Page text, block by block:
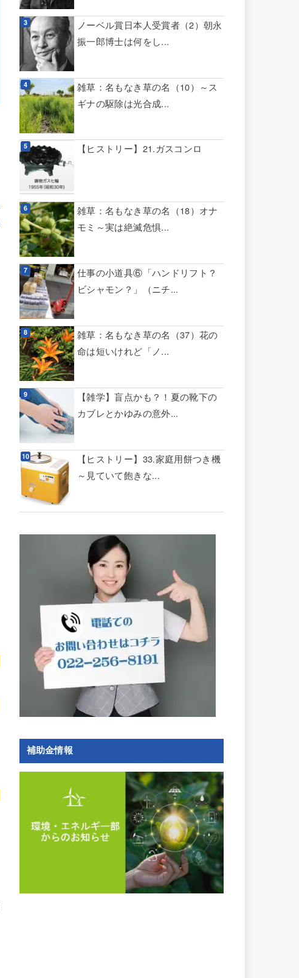
ノーベル賞日本人受賞者（2）朝永
振一郎博士は何をし...
雑草：名もなき草の名（10）～ス
ギナの駆除は光合成...
【ヒストリー】21.ガスコンロ
雑草：名もなき草の名（18）オナ
モミ～実は絶滅危惧...
仕事の小道具⑥「ハンドリフト？
ビシャモン？」（ニチ...
雑草：名もなき草の名（37）花の
命は短いけれど「ノ...
【雑学】盲点かも？！夏の靴下の
カブレとかゆみの意外...
【ヒストリー】33.家庭用餅つき機
～見ていて飽きな...
補助金情報